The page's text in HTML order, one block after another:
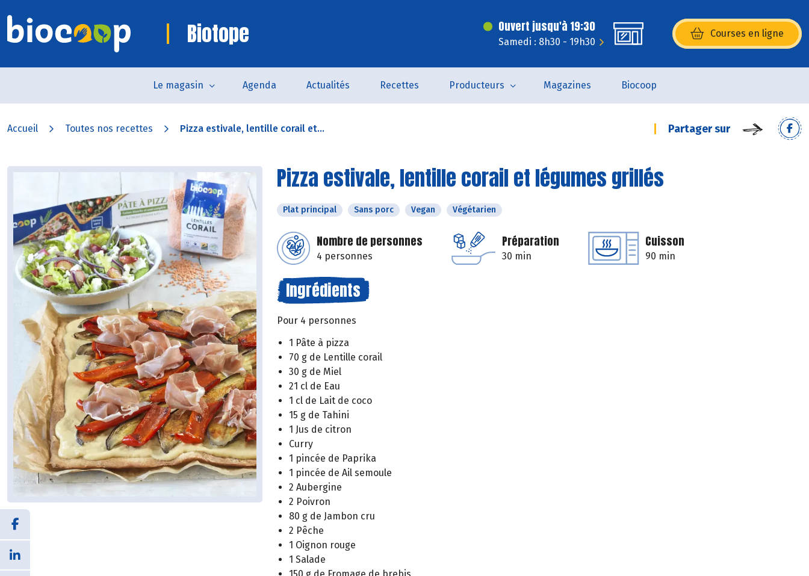
Biotope Ouvert jusqu'à 19:30
Samedi : 8h30 - 19h30
Courses en ligne
(s’ouvre dans une nouvelle
Le magasin Agenda Actualités Recettes Producteurs Magazines Biocoop
Accueil Toutes nos recettes Pizza estivale, lentille corail et... Partager sur
Pizza estivale, lentille corail et légumes grillés
Plat principal Sans porc Vegan Végétarien
Nombre de personnes
4 personnes
Préparation
30 min
Cuisson
90 min
Ingrédients
Pour 4 personnes
1 Pâte à pizza
70 g de Lentille corail
30 g de Miel
21 cl de Eau
1 cl de Lait de coco
15 g de Tahini
1 Jus de citron
Curry
1 pincée de Paprika
1 pincée de Ail semoule
2 Aubergine
2 Poivron
80 g de Jambon cru
2 Pêche
1 Oignon rouge
1 Salade